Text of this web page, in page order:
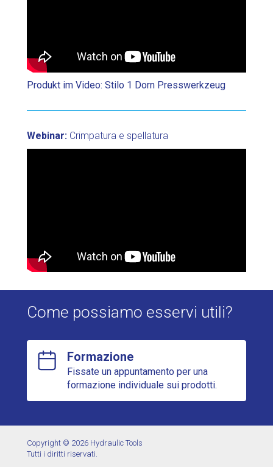
Produkt im Video: Stilo 1 Dorn Presswerkzeug
Webinar: Crimpatura e spellatura
Come possiamo esservi utili?
Formazione
Fissate un appuntamento per una
formazione individuale sui prodotti.
Copyright © 2026 Hydraulic Tools
Tutti i diritti riservati.